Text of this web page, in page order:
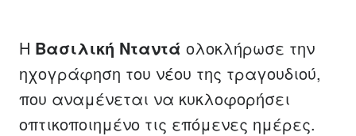
Η Βασιλική Νταντά ολοκλήρωσε την
ηχογράφηση του νέου της τραγουδιού,
που αναμένεται να κυκλοφορήσει
οπτικοποιημένο τις επόμενες ημέρες.